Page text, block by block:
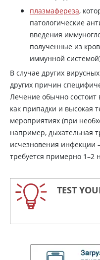
плазмафереза,
патологические
введения
полученные из
иммунной
В случае других
других причин
Лечение обычно состоит
как припадки и высокая
мероприятиях (при
например, дыхательная
исчезновения инфекции
требуется примерно 1–2
TEST